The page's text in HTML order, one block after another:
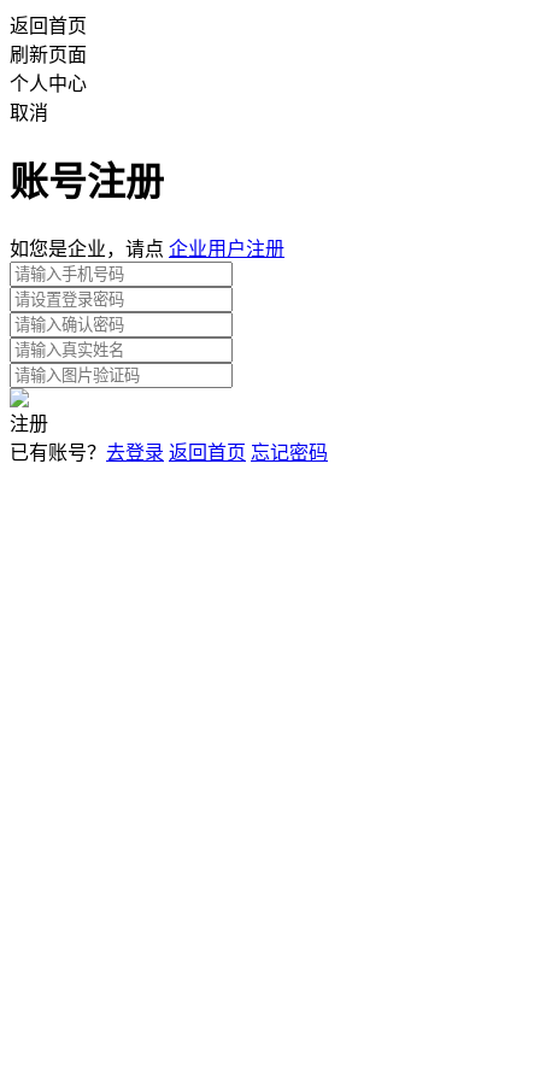
返回首页
刷新页面
个人中心
取消
账号注册
如您是企业，请点 企业用户注册
注册
已有账号？ 去登录 返回首页 忘记密码